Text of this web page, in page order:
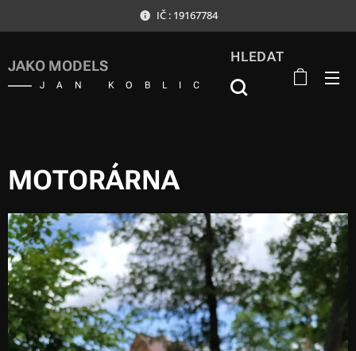
IČ : 19167784
JAKO MODELS
JAN KOBLIC
HLEDAT
MOTORÁRNA